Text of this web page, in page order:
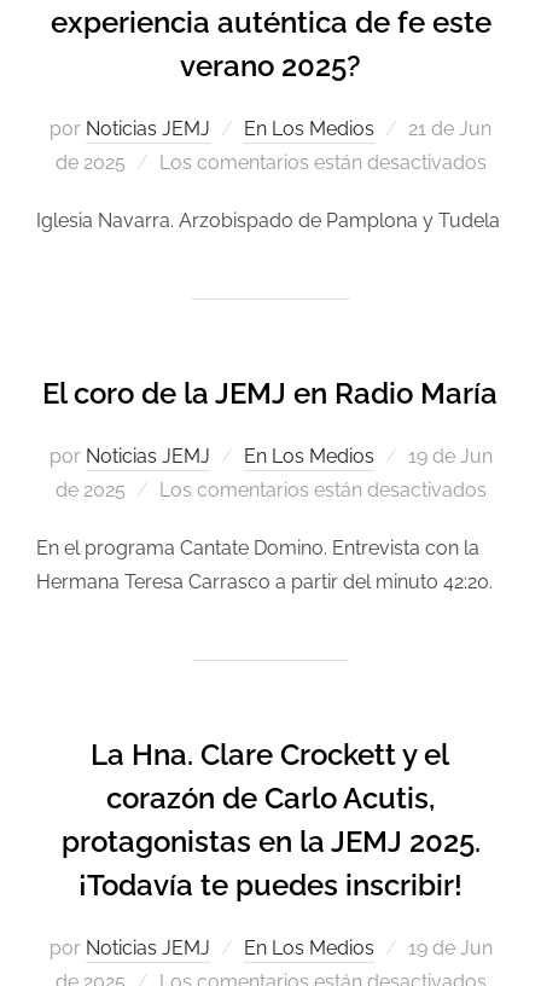
experiencia auténtica de fe este
verano 2025?
por Noticias JEMJ En Los Medios
21 de Jun
de 2025
Los comentarios están desactivados
Iglesia Navarra. Arzobispado de Pamplona y Tudela
El coro de la JEMJ en Radio María
por Noticias JEMJ En Los Medios
19 de Jun
de 2025
Los comentarios están desactivados
En el programa Cantate Domino. Entrevista con la
Hermana Teresa Carrasco a partir del minuto 42:20.
La Hna. Clare Crockett y el
corazón de Carlo Acutis,
protagonistas en la JEMJ 2025.
¡Todavía te puedes inscribir!
por Noticias JEMJ En Los Medios
19 de Jun